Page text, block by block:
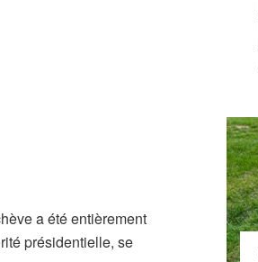
a été entièrement
présidentielle, se